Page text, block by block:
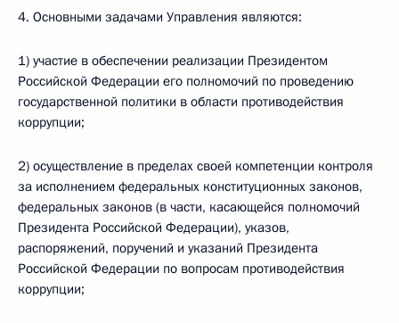
4. Основными задачами Управления являются:
1) участие в обеспечении реализации Президентом
Российской Федерации его полномочий по проведению
государственной политики в области противодействия
коррупции;
2) осуществление в пределах своей компетенции контроля
за исполнением федеральных конституционных законов,
федеральных законов (в части, касающейся полномочий
Президента Российской Федерации), указов,
распоряжений, поручений и указаний Президента
Российской Федерации по вопросам противодействия
коррупции;